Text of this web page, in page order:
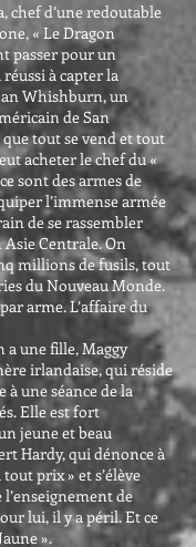
chef d’une redoutable
« Le Dragon
passer pour un
à capter la
Whishburn, un
de San
tout se vend et tout
acheter le chef du «
sont des armes de
l’immense armée
de se rassembler
Centrale. On
millions de fusils, tout
du Nouveau Monde.
arme. L’affaire du
a une fille, Maggy
irlandaise, qui réside
à une séance de la
Elle est fort
jeune et beau
Hardy, qui dénonce à
prix » et s’élève
de
lui, il y a péril. Et ce
».